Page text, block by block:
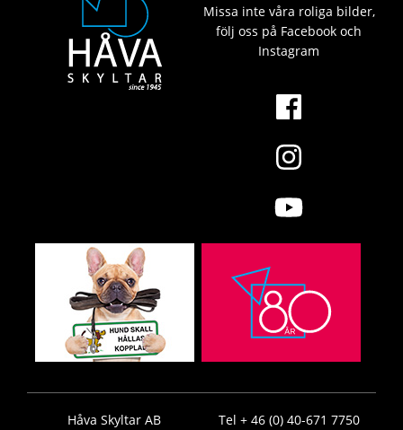
Missa inte våra roliga bilder,
följ oss på Facebook och
Instagram
Håva Skyltar AB
Tel + 46 (0) 40-671 7750